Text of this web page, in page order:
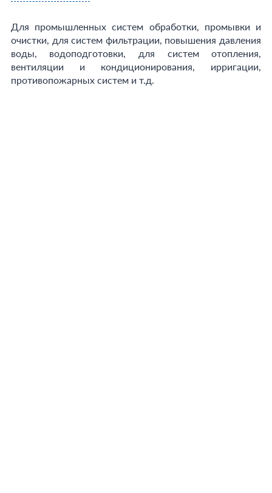
Для промышленных систем обработки, промывки и
очистки, для систем фильтрации, повышения давления
воды, водоподготовки, для систем отопления,
вентиляции и кондиционирования, ирригации,
противопожарных систем и т.д.